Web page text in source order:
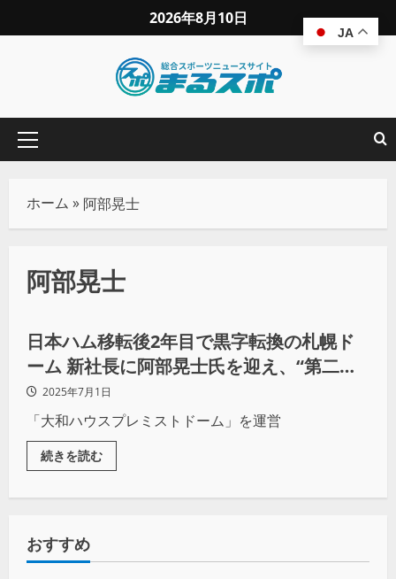
2026年8月10日
ホーム » 阿部晃士
阿部晃士
野球
日本ハム移転後2年目で黒字転換の札幌ド
ーム 新社長に阿部晃士氏を迎え、“第二の
創業”で「抜本的に営業の見直しをした
い」
2025年7月1日
「大和ハウスプレミストドーム」を運営
続きを読む
おすすめ
JA